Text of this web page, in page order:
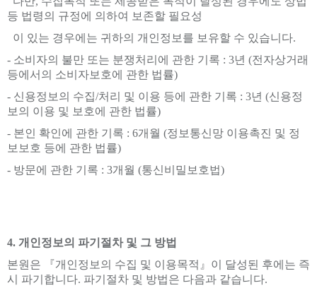
등 법령의 규정에 의하여 보존할 필요성
이 있는 경우에는 귀하의 개인정보를 보유할 수 있습니다.
- 소비자의 불만 또는 분쟁처리에 관한 기록 : 3년 (전자상거래
등에서의 소비자보호에 관한 법률)
- 신용정보의 수집/처리 및 이용 등에 관한 기록 : 3년 (신용정
보의 이용 및 보호에 관한 법률)
- 본인 확인에 관한 기록 : 6개월 (정보통신망 이용촉진 및 정
보보호 등에 관한 법률)
- 방문에 관한 기록 : 3개월 (통신비밀보호법)
4. 개인정보의 파기절차 및 그 방법
본원은 『개인정보의 수집 및 이용목적』이 달성된 후에는 즉
시 파기합니다. 파기절차 및 방법은 다음과 같습니다.